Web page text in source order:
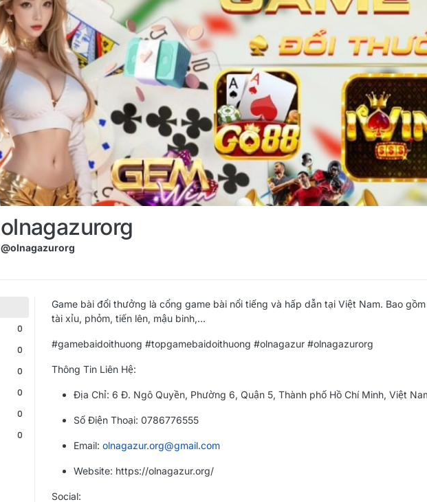
olnagazurorg
@olnagazurorg
0
0
0
0
0
0
Game bài đổi thưởng là cổng game bài nổi tiếng và hấp dẫn tại Việt Nam. Bao
tài xỉu, phỏm, tiến lên, mậu binh,...
#gamebaidoithuong #topgamebaidoithuong #olnagazur #olnagazurorg
Thông Tin Liên Hệ:
Địa Chỉ: 6 Đ. Ngô Quyền, Phường 6, Quận 5, Thành phố Hồ Chí Minh, Việt
Số Điện Thoại: 0786776555
Email: olnagazur.org@gmail.com
Website: https://olnagazur.org/
Social: